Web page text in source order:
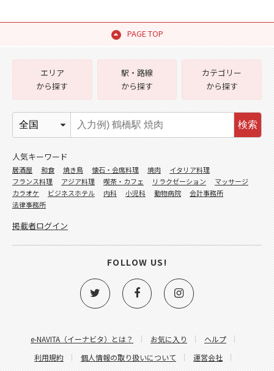
PAGE TOP
e-NAVITA（イーナビタ）とは？ お気に入り
ヘルプ
利用規約
個人情報の取り扱いについて
運営会社
エリア
から探す
駅・路線
から探す
カテゴリー
から探す
検索
人気キーワード
居酒屋 和食 焼き鳥 懐石・会席料理 焼肉
イタリア料理
フランス料理
アジア料理 喫茶・カフェ リラクゼーション
マッサージ
カラオケ
ビジネスホテル 内科 小児科 動物病院
会計事務所
法律事務所
掲載者ログイン
FOLLOW US!